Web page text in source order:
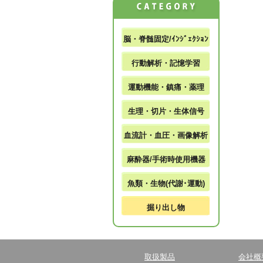
脳・脊髄固定/ｲﾝｼﾞｪｸｼｮﾝ
行動解析・記憶学習
運動機能・鎮痛・薬理
生理・切片・生体信号
血流計・血圧・画像解析
麻酔器/手術時使用機器
魚類・生物(代謝･運動)
掘り出し物
取扱製品 会社概